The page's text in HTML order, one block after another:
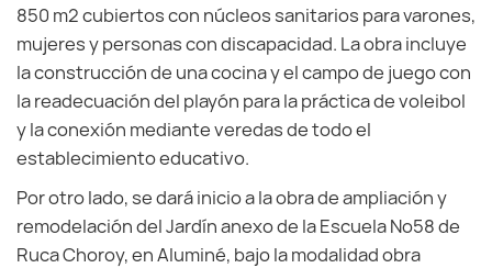
850 m2 cubiertos con núcleos sanitarios para varones,
mujeres y personas con discapacidad. La obra incluye
la construcción de una cocina y el campo de juego con
la readecuación del playón para la práctica de voleibol
y la conexión mediante veredas de todo el
establecimiento educativo.
Por otro lado, se dará inicio a la obra de ampliación y
remodelación del Jardín anexo de la Escuela Nº58 de
Ruca Choroy, en Aluminé, bajo la modalidad obra